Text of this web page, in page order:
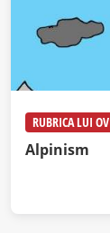
RUBRICA LUI
Alpinism